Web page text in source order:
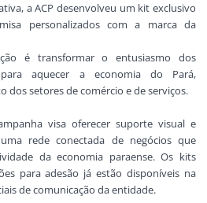
a ACP desenvolveu um kit exclusivo
personalizados com a marca da
é transformar o entusiasmo dos
aquecer a economia do Pará,
setores de comércio e de serviços.
visa oferecer suporte visual e
rede conectada de negócios que
da economia paraense. Os kits
para adesão já estão disponíveis na
de comunicação da entidade.